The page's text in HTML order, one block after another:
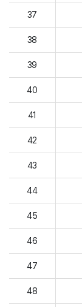
37
38
39
40
41
42
43
44
45
46
47
48